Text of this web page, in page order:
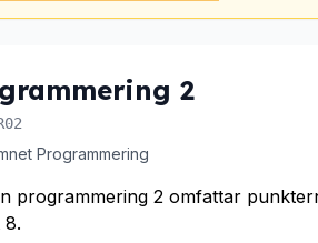
2
Programmering
programmering 2 omfattar
8.